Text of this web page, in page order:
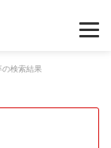
の検索結果